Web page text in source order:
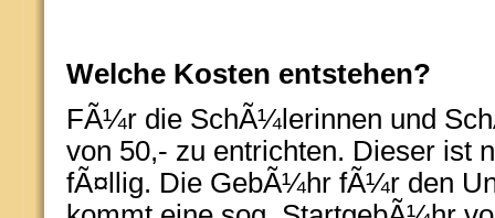
Welche Kosten entstehen?
FÃ¼r die SchÃ¼lerinnen und
von 50,- zu entrichten. Dieser ist
fÃ¤llig. Die GebÃ¼hr fÃ¼r den